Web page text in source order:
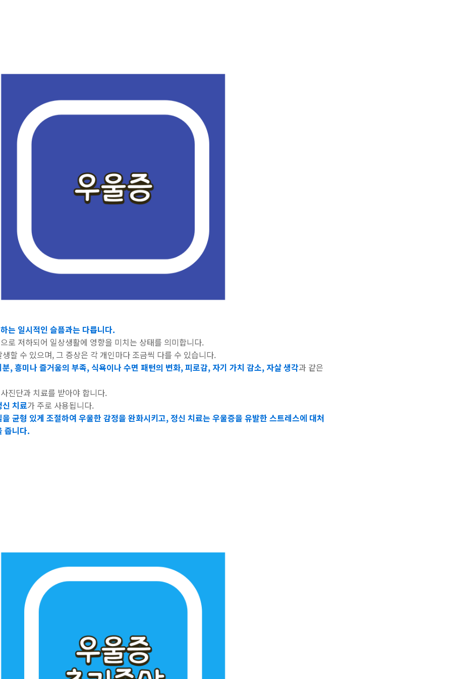
는 일시적인 슬픔과는 다릅니다.
로 저하되어 일상생활에 영향을 미치는 상태를 의미합니다.
할 수 있으며, 그 증상은 각 개인마다 조금씩 다를 수 있습니다.
, 흥미나 즐거움의 부족, 식욕이나 수면 패턴의 변화, 피로감, 자기 가치 감소, 자살 생각과 같은
진단과 치료를 받아야 합니다.
신 치료가 주로 사용됩니다.
균형 있게 조절하여 우울한 감정을 완화시키고, 정신 치료는 우울증을 유발한 스트레스에 대처
줍니다.